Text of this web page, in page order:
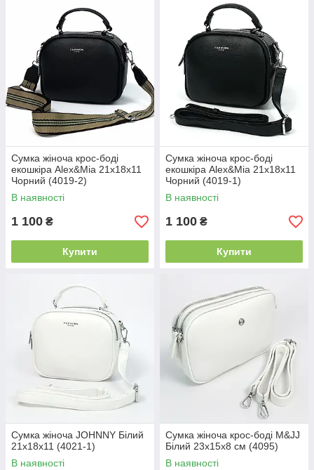
Сумка жіноча крос-боді
екошкіра Alex&Mia 21х18х11
Чорний (4019-2)
В наявності
1 100 ₴
Купити
Сумка жіноча крос-боді
екошкіра Alex&Mia 21х18х11
Чорний (4019-1)
В наявності
1 100 ₴
Купити
Сумка жіноча JOHNNY Білий
21х18х11 (4021-1)
В наявності
Сумка жіноча крос-боді M&JJ
Білий 23х15х8 см (4095)
В наявності